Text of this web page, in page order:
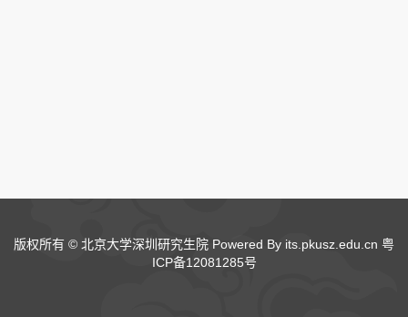
版权所有 © 北京大学深圳研究生院 Powered By its.pkusz.edu.cn 粤
ICP备12081285号